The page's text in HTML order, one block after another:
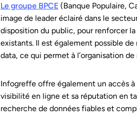
Le groupe BPCE(Banque Populaire,
image de leader éclairé dans le
disposition du public, pour renforcer
existants. Il est également possible
data, ce qui permet à l’organisation
Infogreffe offre également un accès à
visibilité en ligne et sa réputation en
recherche de données fiables et